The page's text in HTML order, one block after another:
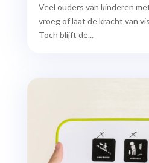
Veel ouders van kinderen
vroeg of laat de kracht van
Toch blijft de...